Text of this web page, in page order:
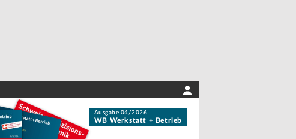
Ausgabe 04/2026
WB Werkstatt + Betrieb